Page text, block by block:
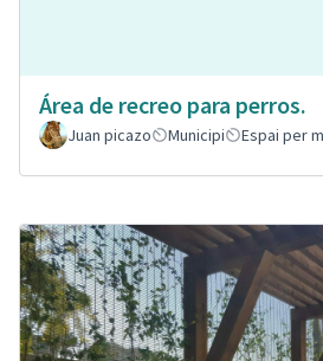
Área de recreo para perros.
Juan picazo
Municipi Espai per